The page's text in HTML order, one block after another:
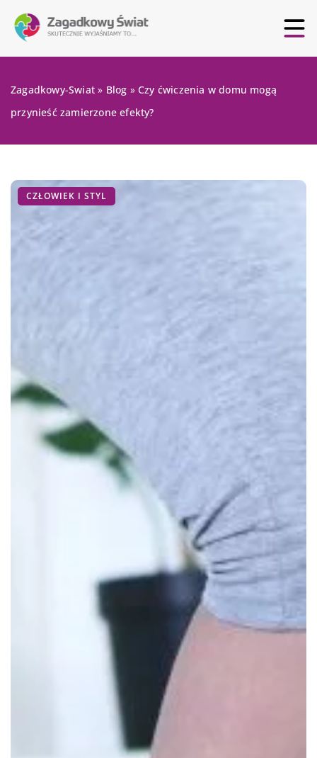
Zagadkowy-Swiat » Blog »Czy ćwiczenia w domu mogą
przynieść zamierzone efekty?
CZŁOWIEK I STYL